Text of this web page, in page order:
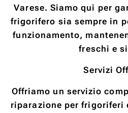
Varese. Siamo qui per
frigorifero sia sempre in
funzionamento,
freschi e
Servizi
Offriamo un servizio
riparazione per frigoriferi